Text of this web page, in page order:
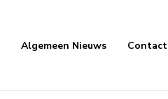
Algemeen Nieuws Contact